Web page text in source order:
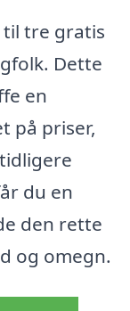
til tre gratis
Dette
en
på priser,
du en
den rette
og omegn.